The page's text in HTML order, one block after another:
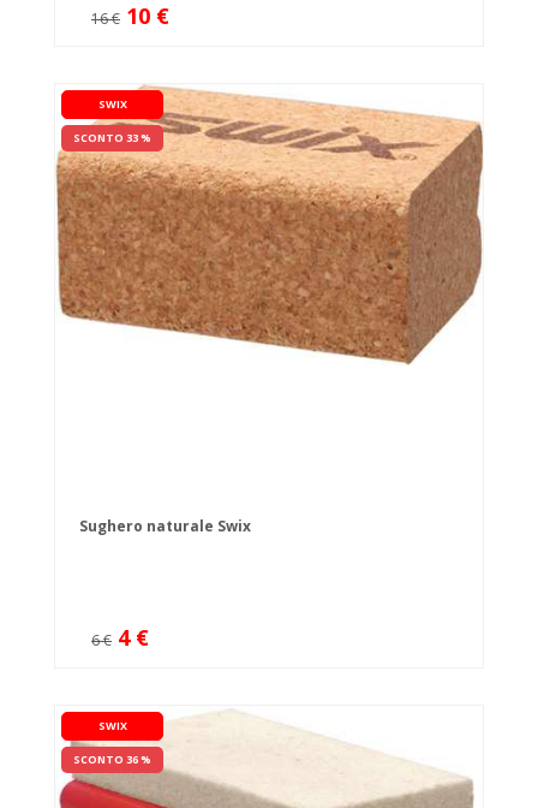
16 € 10 €
SWIX
SCONTO 33 %
Sughero naturale Swix
6 € 4 €
SWIX
SCONTO 36 %